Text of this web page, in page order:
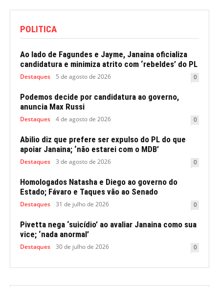
POLITICA
Ao lado de Fagundes e Jayme, Janaina oficializa
candidatura e minimiza atrito com ‘rebeldes’ do PL
Destaques 5 de agosto de 2026 0
Podemos decide por candidatura ao governo,
anuncia Max Russi
Destaques 4 de agosto de 2026 0
Abilio diz que prefere ser expulso do PL do que
apoiar Janaina; ‘não estarei com o MDB’
Destaques 3 de agosto de 2026 0
Homologados Natasha e Diego ao governo do
Estado; Fávaro e Taques vão ao Senado
Destaques 31 de julho de 2026 0
Pivetta nega ‘suicídio’ ao avaliar Janaina como sua
vice; ‘nada anormal’
Destaques 30 de julho de 2026 0